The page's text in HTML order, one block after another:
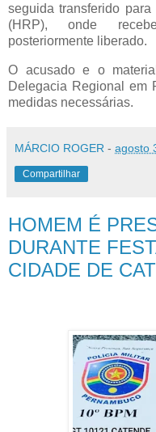
seguida transferido
(HRP), onde
posteriormente liberado.
O acusado e o
Delegacia Regional em
medidas necessárias.
MÁRCIO ROGER - agosto
Compartilhar
HOMEM É
DURANTE
CIDADE DE